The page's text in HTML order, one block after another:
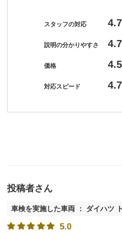
スタッフの対応 4.7
説明の分かりやすさ 4.7
価格 4.5
対応スピード 4.7
投稿者さん
車検を実施した車両 ： ダイハツ
5.0